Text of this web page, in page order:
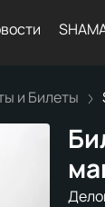
и Билеты